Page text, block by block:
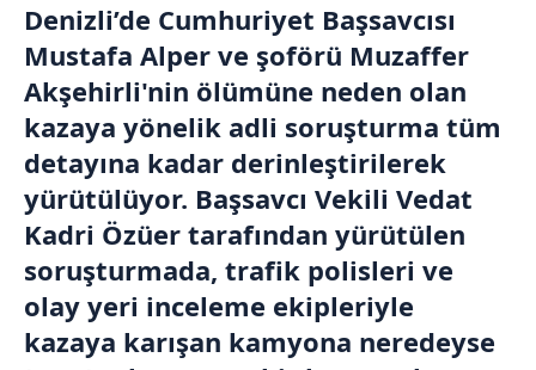
Denizli’de Cumhuriyet Başsavcısı
Mustafa Alper ve şoförü Muzaffer
Akşehirli'nin ölümüne neden olan
kazaya yönelik adli soruşturma tüm
detayına kadar derinleştirilerek
yürütülüyor. Başsavcı Vekili Vedat
Kadri Özüer tarafından yürütülen
soruşturmada, trafik polisleri ve
olay yeri inceleme ekipleriyle
kazaya karışan kamyona neredeyse